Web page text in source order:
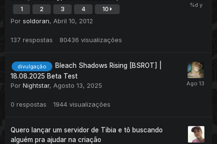
1 2 3 4 10
Por soldoran, Abril 10, 2012
137 respostas 80436 visualizações
divulgação
Bleach Shadows Rising [BSROT] |
18.08.2025 Beta Test
Por Nightstar, Agosto 13, 2025
0 respostas 1944 visualizações
Quero lançar um servidor de Tibia e tô buscando
alguém pra ajudar na criação